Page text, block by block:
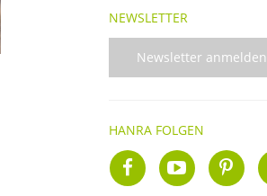
NEWSLETTER
Newsletter anmelden
HANRA FOLGEN